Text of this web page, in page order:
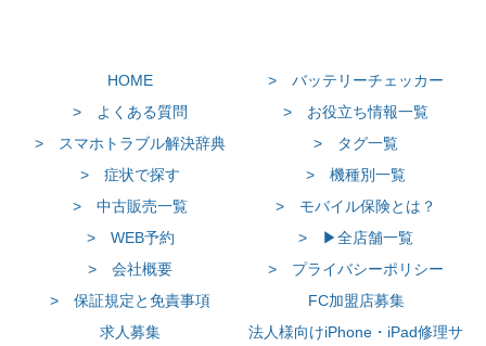
HOME
> バッテリーチェッカー
> よくある質問
> お役立ち情報一覧
> スマホトラブル解決辞典
> タグ一覧
> 症状で探す
> 機種別一覧
> 中古販売一覧
> モバイル保険とは？
> WEB予約
> ▶全店舗一覧
> 会社概要
> プライバシーポリシー
> 保証規定と免責事項
FC加盟店募集
求人募集
法人様向けiPhone・iPad修理サ